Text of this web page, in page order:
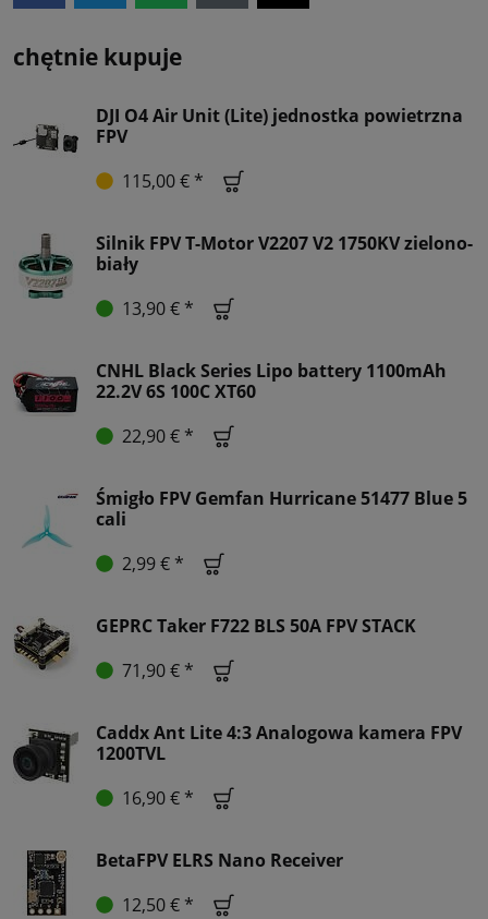
chętnie kupuje
DJI O4 Air Unit (Lite) jednostka powietrzna
FPV
115,00 € *
Silnik FPV T-Motor V2207 V2 1750KV zielono-
biały
13,90 € *
CNHL Black Series Lipo battery 1100mAh
22.2V 6S 100C XT60
22,90 € *
Śmigło FPV Gemfan Hurricane 51477 Blue 5
cali
2,99 € *
GEPRC Taker F722 BLS 50A FPV STACK
71,90 € *
Caddx Ant Lite 4:3 Analogowa kamera FPV
1200TVL
16,90 € *
BetaFPV ELRS Nano Receiver
12,50 € *